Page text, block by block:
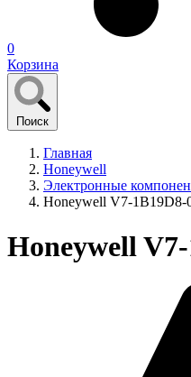
0
Корзина
Поиск
Главная
Honeywell
Электронные
Honeywell V7-1B19D8-
Honeywell